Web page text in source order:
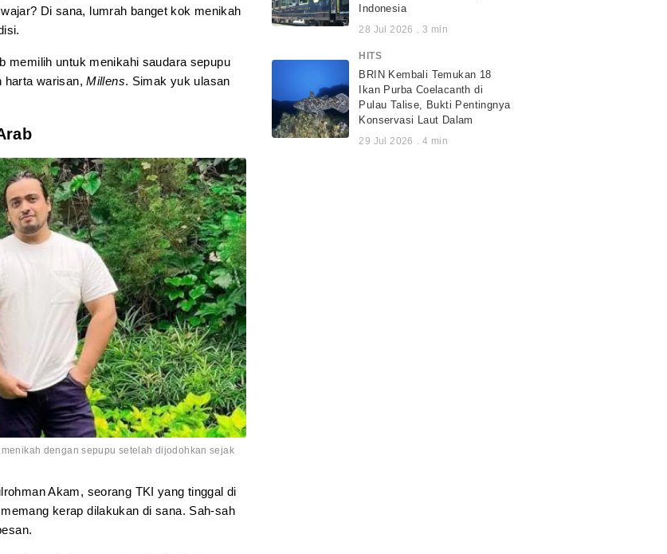
Di sana, lumrah banget kok menikah
memilih untuk menikahi saudara sepupu
harta warisan,Millens. Simak yuk ulasan
dengan sepupu setelah dijodohkan sejak
Akam, seorang TKI yang tinggal di
kerap dilakukan di sana. Sah-sah
Indonesia
28 Jul 2026 . 3 min
HITS
BRIN Kembali Temukan 18
Ikan Purba Coelacanth di
Pulau Talise, Bukti Pentingnya
Konservasi Laut Dalam
29 Jul 2026 . 4 min